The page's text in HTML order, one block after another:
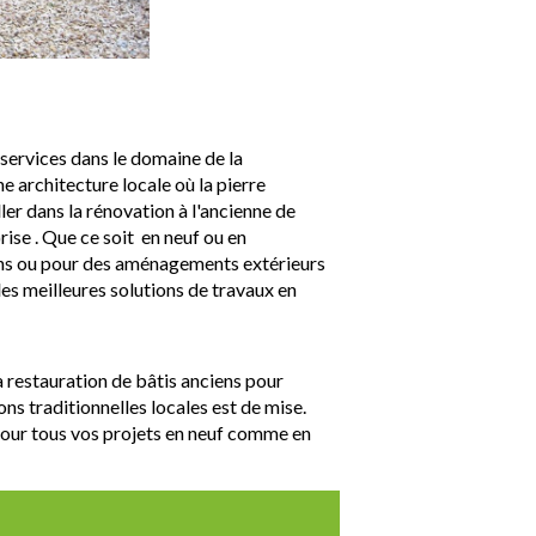
dans le domaine de la
architecture locale où la pierre
dans la rénovation à l'ancienne de
. Que ce soit en neuf ou en
ou pour des aménagements extérieurs
meilleures solutions de travaux en
restauration de bâtis anciens pour
traditionnelles locales est de mise.
tous vos projets en neuf comme en